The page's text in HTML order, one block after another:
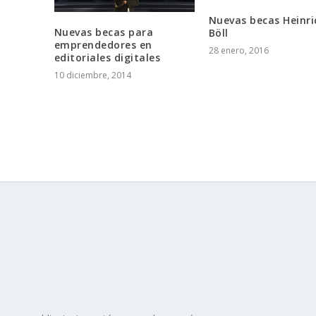
Nuevas becas para
emprendedores en
editoriales digitales
10 diciembre, 2014
Nuevas becas
Böll
28 enero, 2016